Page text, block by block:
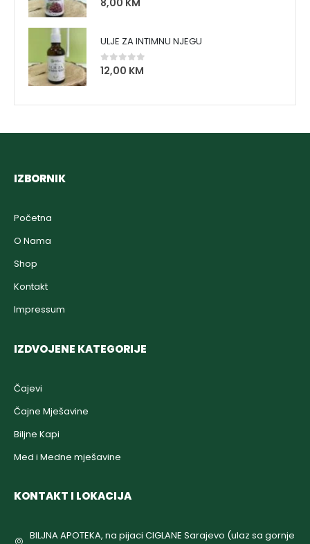
ULJE ZA INTIMNU NJEGU
0out of 5
12,00 KM
IZBORNIK
Početna
O Nama
Shop
Kontakt
Impressum
IZDVOJENE KATEGORIJE
Čajevi
Čajne Mješavine
Biljne Kapi
Med i Medne mješavine
KONTAKT I LOKACIJA
BILJNA APOTEKA, na pijaci CIGLANE Sarajevo (ulaz sa gornje